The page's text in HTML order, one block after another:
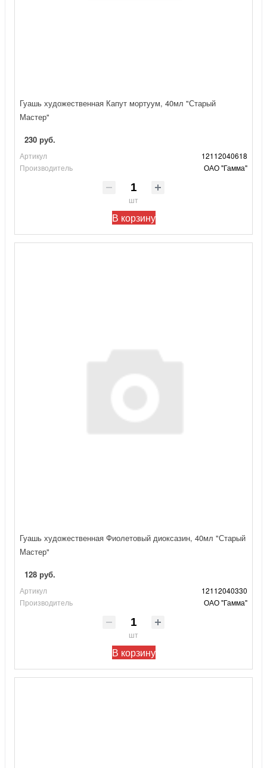
Гуашь художественная Капут мортуум, 40мл "Старый
Мастер"
230 руб.
Артикул
12112040618
Производитель
ОАО "Гамма"
шт
В корзину
Гуашь художественная Фиолетовый диоксазин, 40мл "Старый
Мастер"
128 руб.
Артикул
12112040330
Производитель
ОАО "Гамма"
шт
В корзину